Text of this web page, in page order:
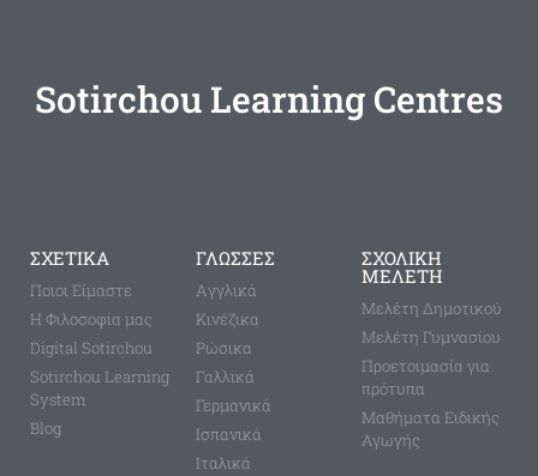
Sotirchou Learning Centres
ΣΧΕΤΙΚΑ
Ποιοι Είμαστε
Η Φιλοσοφία μας
Digital Sotirchou
Sotirchou Learning
System
Blog
ΓΛΩΣΣΕΣ
Aγγλικά
Κινέζικα
Ρώσικα
Γαλλικά
Γερμανικά
Ισπανικά
Ιταλικά
ΣΧΟΛΙΚΗ
ΜΕΛΕΤΗ
Μελέτη Δημοτικού
Μελέτη Γυμνασίου
Προετοιμασία για
πρότυπα
Μαθήματα Ειδικής
Αγωγής